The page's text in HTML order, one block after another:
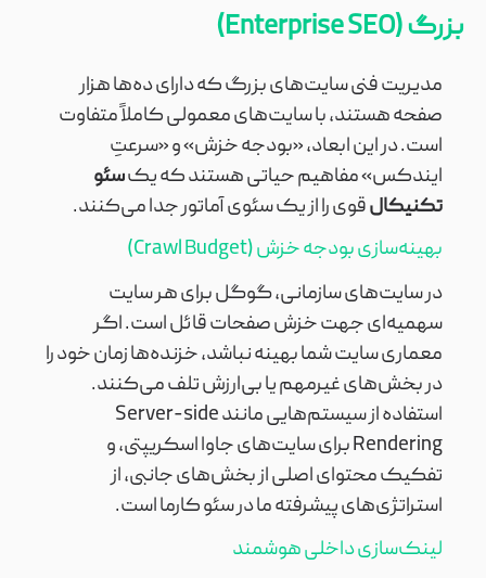
بزرگ (Enterprise SEO)
مدیریت فنی سایت‌های بزرگ که دارای ده‌ها هزار
صفحه هستند، با سایت‌های معمولی کاملاً متفاوت
است. در این ابعاد، «بودجه خزش» و «سرعتِ
ایندکس» مفاهیم حیاتی هستند که یکسئو
تکنیکالقوی را از یک سئوی آماتور جدا می‌کنند.
بهینه‌سازی بودجه خزش (Crawl Budget)
در سایت‌های سازمانی، گوگل برای هر سایت
سهمیه‌ای جهت خزش صفحات قائل است. اگر
معماری سایت شما بهینه نباشد، خزنده‌ها زمان خود را
در بخش‌های غیرمهم یا بی‌ارزش تلف می‌کنند.
استفاده از سیستم‌هایی مانند Server-side
Rendering برای سایت‌های جاوا اسکریپتی، و
تفکیک محتوای اصلی از بخش‌های جانبی، از
استراتژی‌های پیشرفته ما در سئو کارما است.
لینک‌سازی داخلی هوشمند